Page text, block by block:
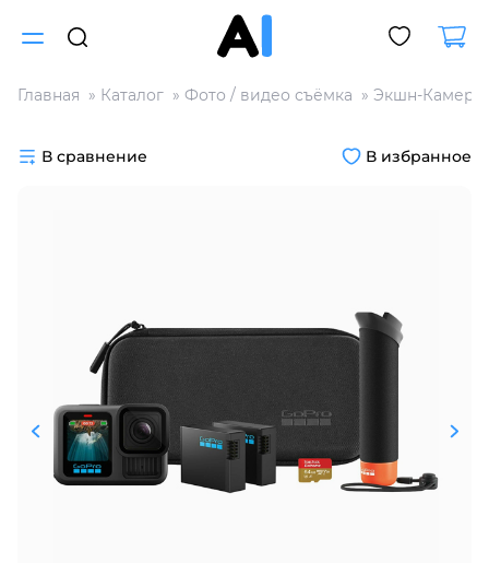
Главная Каталог Фото / видео съёмка Экшн-Камера
В сравнение В избранное
Разбейте
График платежей
Сегодня
25